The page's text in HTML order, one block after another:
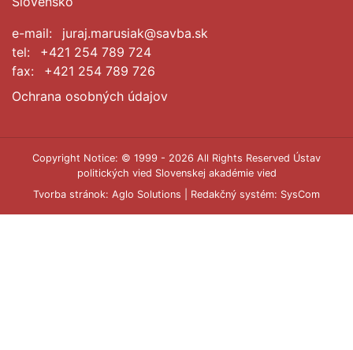
e-mail:
juraj.marusiak@savba.sk
tel:
+421 254 789 724
fax:
+421 254 789 726
Ochrana osobných údajov
Copyright Notice: © 1999 - 2026 All Rights Reserved Ústav
politických vied Slovenskej akadémie vied
Tvorba stránok: Aglo Solutions | Redakčný systém: SysCom